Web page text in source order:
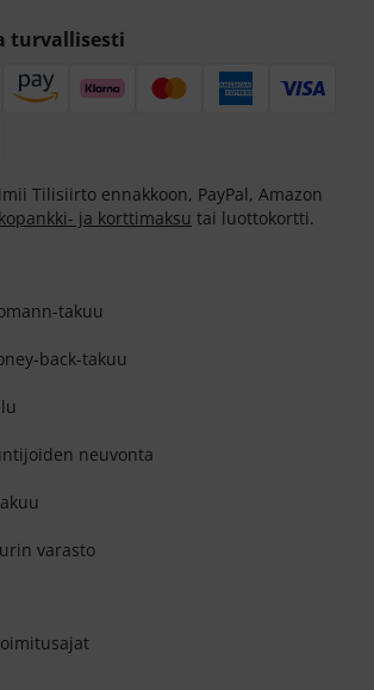
turvallisesti
Tilisiirto ennakkoon, PayPal, Amazon
ja korttimaksu tai luottokortti.
takuu
back-takuu
neuvonta
varasto